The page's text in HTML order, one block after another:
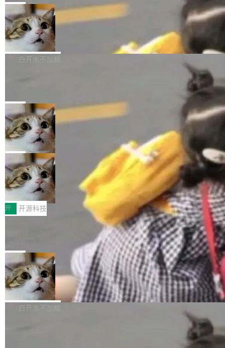
质的最低采样率）的音频格式将被拒绝 修复了 C
SS 圆角虚线样式中可能存在的问题 如果表单中
的图像元素不在同一个子树中，则它们将不再关
联 加...
最强的若干项。对于尚未正式发版的 PG 19，则
通过拉取过去一年内（从 PG 18 Beta1 时间点
至今）的所有 commit，同样交由 AI 分析提炼。
经过人工复核，准确度令人满意。这一方法也为
社区爱好者提供了高效跟踪新版本的思路。
维护工作一直与我的日常工作、家务、社交生活
和休闲娱乐竞争时间。" 这是 libexpat 维护者 S
ebastian Pipping 写在博客里的话。8 月 4 日，
他宣布了一个新消息：从 2026 年 8 月 1 日起，
他可以全职维护 libexpat 了，最长 6 个月。发
库之一。你的操作系统、浏览器、无数的基础设
施软件，很可能都在用它。而过去十年，维护它
的人一直在用业余...
局
Firefox 153.0.3 发布
Firefox 153.0.3 现已发布，具体更新内容如
下： New Smart Window 包含多项增强功能：
gi?id=2019042">Bug&nbsp;2019042</a>）</l
i> <li>现在，助手可以直接使用 Exa 的网络搜索
结果回答问题，而无需将问题转交给搜索引擎。
（<a href="https://bugzilla.mozilla.org/show_
bug.cgi?id=204...
白开水不加糖
的 npm 包。项目的核心论点是：容器不适合 Ag
ent 计算。真正适合的，是 Isolate。 Cloudflare
工程师在这件事上没什么可谦虚的——他们用 W
orkers 跑了十年 Isolate。用 CEO Matthew Pri
nce 的话说：「我们一生都在用 Isolate 运行代
码，而 AI Agent 不需要容器，它们需要的是 Iso
late。」 容器为什么不合适 容器的问题在于启动
和销毁都太重了。一个 Agent 要执行的任务可能
只需要几毫秒的 CPU 时间，但容器从冷启动到
就绪要花数秒。如果未来有十...
局
OpenAI 公开邮件和聊天记录回应苹果
诉讼，称“Apple is getting this wron
g”
上个月，苹果一纸诉状把 OpenAI 告上法庭，指
控其挖角苹果前员工并窃取商业秘密。苹果的诉
状把 OpenAI 描述成一个系统性地从前东家挖
人、套取机密信息的对手。 OpenAI 没发律师
函，也没选择庭外沉默。它在官网贴了一篇博
文，标题只有六个字：Apple is getting this wro
ng。 然后，它把邮件往来和 iMessage 聊天记
录全贴了出来。 他发错人了 苹果外部律师 Gabr
iel Gross 来自 Weil 律所，2 月 23 日下午 5:53
给 OpenAI 总法律顾问 Che Chang 发了封邮
件，附了一封长信，要求 OpenAI 配合调查前苹
果员工带走机密信...
局
HUAWEI MatePad Edge上架WorkBu
ddy鸿蒙PC版，说话就能干活的AI办公
搭子
全能AI工作台WorkBuddy鸿蒙PC版上架HUAWE
I MatePad Edge应用市场，直接下载即可使
用，与鸿蒙电脑上的体验一致。值得一提的是，
这是目前市面上唯一支持平板接入WorkBuddy P
C版的产品，搭载“人机双写”重磅功能——你写
你的，AI写AI的，同屏协作互不干扰。一句话让
AI帮你干活，现在开启全新体验！ 温馨提示：
体验WorkBuddy鸿蒙PC版前，请将 HUAWEI M
atePad Edge 升级至 HarmonyOS 6.1.0.135S
P9 patch03及以上版本。 *升级路径：设置 > 搜
开 开源科技
FFmpeg 9.0 发布：代号“Lei”，以此纪
全球知名开源多媒体框架 FFmpeg 今天正式发
布了 9.0 版本。这个版本除了带来新一代音视频
处理能力和硬件加速支持之外，还有一个特殊之
处：FFmpeg 9.0 的代号是“Lei”。 这个名字，
来自中国开发者雷霄骅（Lei Xiaohua）。 对于
很多中国音视频开发者而言，这个名字并不陌
局
亚马逊成本失控：AI 写代码烧掉 1215
万元，超预算 860%
外媒近日曝光了亚马逊的多份内部报告显示，AI
导致公司在多个项目上超支。《金融时报》报道
白开水不加糖